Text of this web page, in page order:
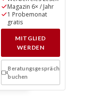
Magazin 6× / Jahr
1 Probemonat
gratis
MITGLIED
WERDEN
Beratungsgespräch
buchen